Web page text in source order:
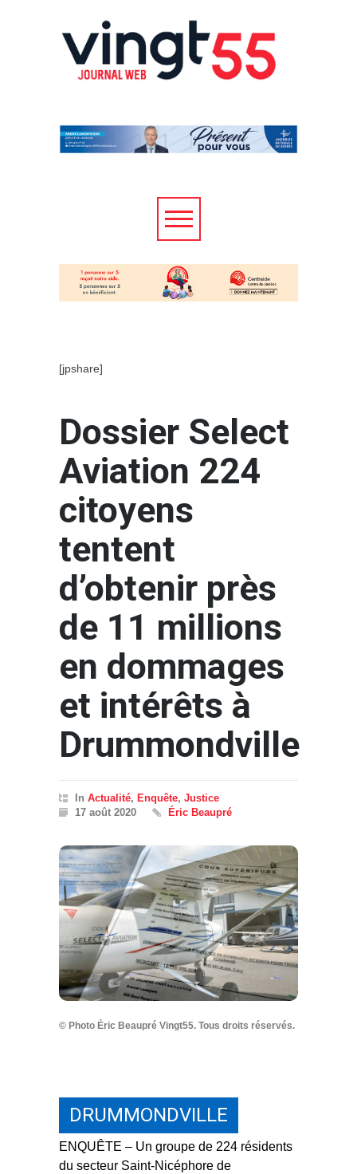
[jpshare]
Dossier Select
Aviation 224
citoyens
tentent
d’obtenir près
de 11 millions
en dommages
et intérêts à
Drummondville
In Actualité, Enquête, Justice
17 août 2020
Éric Beaupré
© Photo Éric Beaupré Vingt55. Tous droits réservés.
DRUMMONDVILLE
ENQUÊTE – Un groupe de 224 résidents
du secteur Saint-Nicéphore de